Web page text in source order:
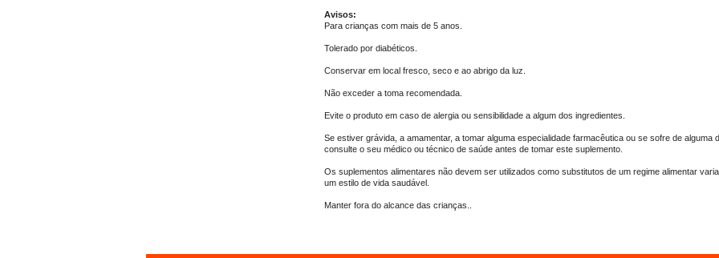
Avisos:
Para crianças com mais de 5 anos.
Tolerado por diabéticos.
Conservar em local fresco, seco e ao abrigo da luz.
Não exceder a toma recomendada.
Evite o produto em caso de alergia ou sensibilidade a algum dos ingredientes.
Se estiver grávida, a amamentar, a tomar alguma especialidade farmacêutica ou se sofre de alguma
consulte o seu médico ou técnico de saúde antes de tomar este suplemento.
Os suplementos alimentares não devem ser utilizados como substitutos de um regime alimentar
um estilo de vida saudável.
Manter fora do alcance das crianças.